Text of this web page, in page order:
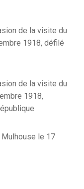
de la visite du
1918, défilé
de la visite du
1918,
le 17